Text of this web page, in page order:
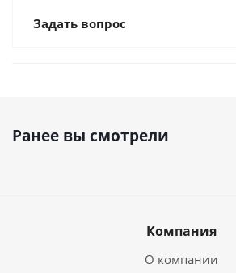
Задать вопрос
Ранее вы смотрели
Компания
О компании